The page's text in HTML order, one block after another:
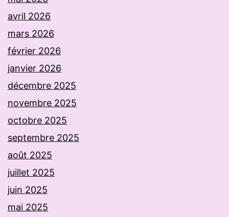
avril 2026
mars 2026
février 2026
janvier 2026
décembre 2025
novembre 2025
octobre 2025
septembre 2025
août 2025
juillet 2025
juin 2025
mai 2025